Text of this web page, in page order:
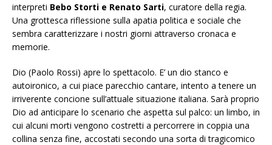
interpreti Bebo Storti e Renato Sarti, curatore della regia.
Una grottesca riflessione sulla apatia politica e sociale che
sembra caratterizzare i nostri giorni attraverso cronaca e
memorie.
Dio (Paolo Rossi) apre lo spettacolo. E’ un dio stanco e
autoironico, a cui piace parecchio cantare, intento a tenere un
irriverente concione sull’attuale situazione italiana. Sarà proprio
Dio ad anticipare lo scenario che aspetta sul palco: un limbo, in
cui alcuni morti vengono costretti a percorrere in coppia una
collina senza fine, accostati secondo una sorta di tragicomico